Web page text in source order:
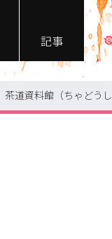
記事
茶道資料館（ちゃどうし